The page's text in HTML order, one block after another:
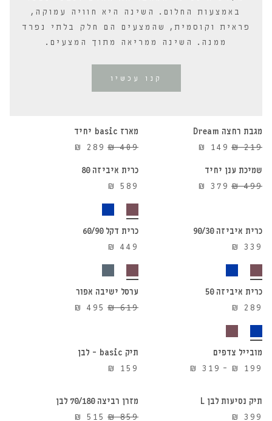
באמצעות החלום. השינה היא חוויה עמוקה,
פראית וקוסמית, שהמצעים הם חלק בלתי נפרד
ממנה. השינה ממריאה מתוך המצעים.
קנו עכשיו
32%
הנחה
מגבת רחצה Dream
₪219
המחיר
היה:
₪ 219.
₪ 149
29%
הנחה
מארז basic יחיד
₪409
המחיר
היה:
₪ 289
24%
הנחה
הוספה לסל
שמיכת ענן יחיד
₪499
המחיר
₪ 499.
₪ 379
₪ 379.
הוספה לסל
כרית איביזה 80
₪ 589
כרית איביזה 90/30
₪ 339
כרית דקל 60/90
₪ 449
כרית איביזה 50
₪ 289
20%
הנחה
ערסל ישיבה אפור
₪619
המחיר
₪ 619.
₪ 495
מובייל צדפים
₪ 199
–
₪ 319
תיק basic – לבן
₪ 159 הוספה לסל
תיק נסיעות לבן L
₪ 399
40%
הנחה
מזרן רביצה 70/180 לבן
₪859
המחיר
₪ 515
הוספה לסל הוספה לסל